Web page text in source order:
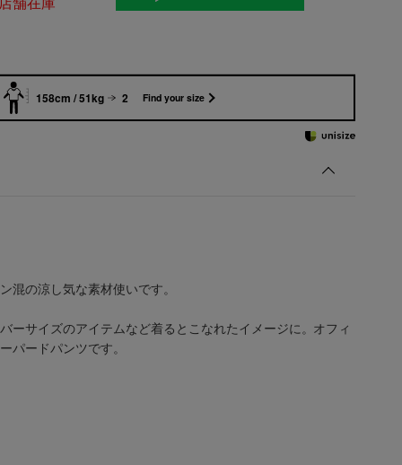
158cm / 51kg 2 Find your size
混の涼し気な素材使いです。
ーサイズのアイテムなど着るとこなれたイメージに。オフィ
パードパンツです。